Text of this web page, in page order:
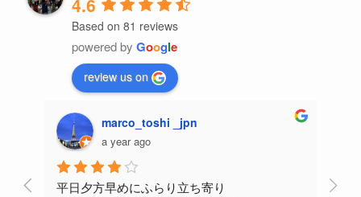
4.6
Based on 81 reviews
powered by Google
review us on
marco_toshi _jpn
a year ago
平日夕方早めにふらり立ち寄り
数